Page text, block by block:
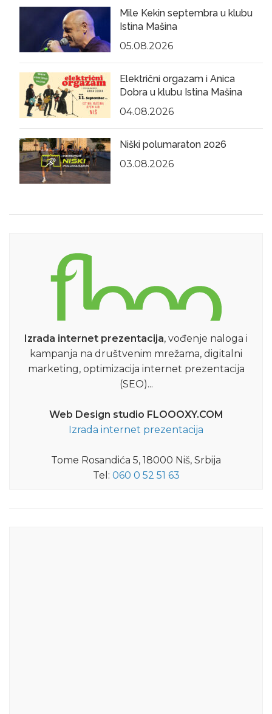
Mile Kekin septembra u klubu
Istina Mašina
05.08.2026
Električni orgazam i Anica
Dobra u klubu Istina Mašina
04.08.2026
Niški polumaraton 2026
03.08.2026
Izrada internet prezentacija, vođenje naloga i
kampanja na društvenim mrežama, digitalni
marketing, optimizacija internet prezentacija
(SEO)...
Web Design studio FLOOOXY.COM
Izrada internet prezentacija
Tome Rosandića 5, 18000 Niš, Srbija
Tel: 060 0 52 51 63